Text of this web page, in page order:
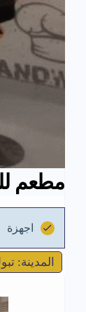
مطعم
اجهزة
المدينة: